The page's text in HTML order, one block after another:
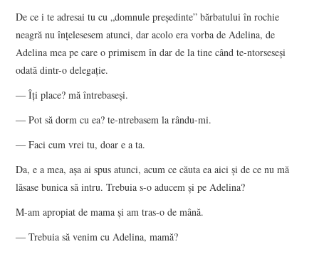
De ce i te adresai tu cu „domnule președinte” bărbatului în rochie
neagră nu înțelesesem atunci, dar acolo era vorba de Adelina, de
Adelina mea pe care o primisem în dar de la tine când te-ntorseseși
odată dintr-o delegație.
― Îți place? mă întrebaseși.
― Pot să dorm cu ea? te-ntrebasem la rându-mi.
― Faci cum vrei tu, doar e a ta.
Da, e a mea, așa ai spus atunci, acum ce căuta ea aici și de ce nu mă
lăsase bunica să intru. Trebuia s-o aducem și pe Adelina?
M-am apropiat de mama și am tras-o de mână.
― Trebuia să venim cu Adelina, mamă?